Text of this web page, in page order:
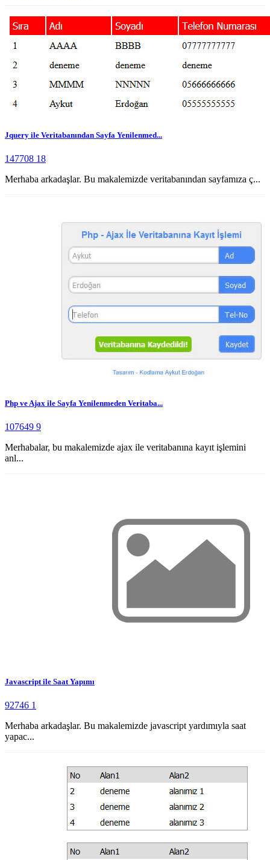
Jquery ile Veritabanından Sayfa Yenilenmed...
147708 18
Merhaba arkadaşlar. Bu makalemizde veritabanından sayfamıza ç...
Php ve Ajax ile Sayfa Yenilenmeden Veritaba...
107649 9
Merhabalar, bu makalemizde ajax ile veritabanına kayıt işlemini
anl...
Javascript ile Saat Yapımı
92746 1
Merhaba arkadaşlar. Bu makalemizde javascript yardımıyla saat
yapac...